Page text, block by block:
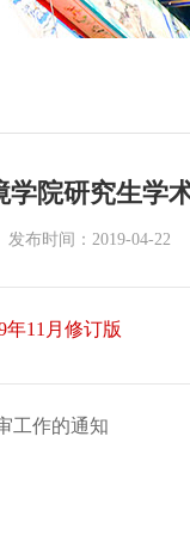
学院研究生学
发布时间：2019-04-22
11月修订版
工作的通知